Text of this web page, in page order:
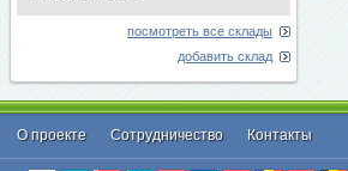
посмотреть все склады
добавить склад
О проекте Cотрудничество Контакты